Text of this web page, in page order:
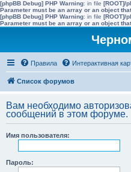
[phpBB Debug] PHP Warning: in file [ROOT]/
Parameter must be an array or an object
[phpBB Debug] PHP Warning: in file [ROOT]/
Parameter must be an array or an object
Правила Интерактивная
Список форумов
Вам необходимо
сообщений в этом форуме.
Имя пользователя:
Пароль: